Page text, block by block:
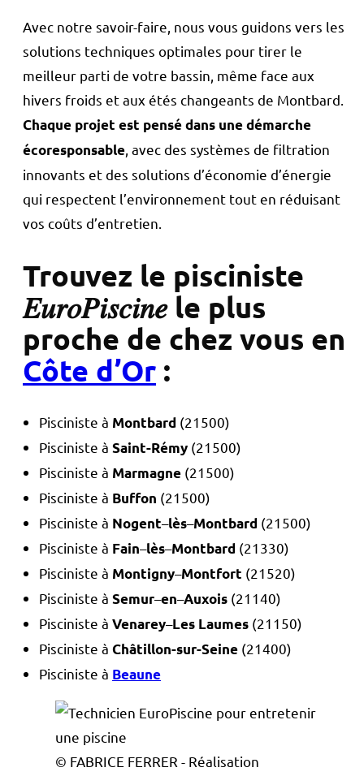
Avec notre savoir-faire, nous vous guidons vers les
solutions techniques optimales pour tirer le
meilleur parti de votre bassin, même face aux
hivers froids et aux étés changeants de Montbard.
Chaque projet est pensé dans une démarche
écoresponsable , avec des systèmes de filtration
innovants et des solutions d’économie d’énergie
qui respectent l’environnement tout en réduisant
vos coûts d’entretien.
Trouvez le pisciniste
𝐸𝑢𝑟𝑜𝑃𝑖𝑠𝑐𝑖𝑛𝑒 le plus
proche de chez vous en
Côte d’Or :
Pisciniste à Montbard (21500)
Pisciniste à Saint-Rémy (21500)
Pisciniste à Marmagne (21500)
Pisciniste à Buffon (21500)
Pisciniste à Nogent–lès–Montbard (21500)
Pisciniste à Fain–lès–Montbard (21330)
Pisciniste à Montigny–Montfort (21520)
Pisciniste à Semur–en–Auxois (21140)
Pisciniste à Venarey–Les Laumes (21150)
Pisciniste à Châtillon-sur-Seine (21400)
Pisciniste à Beaune
© FABRICE FERRER - Réalisation